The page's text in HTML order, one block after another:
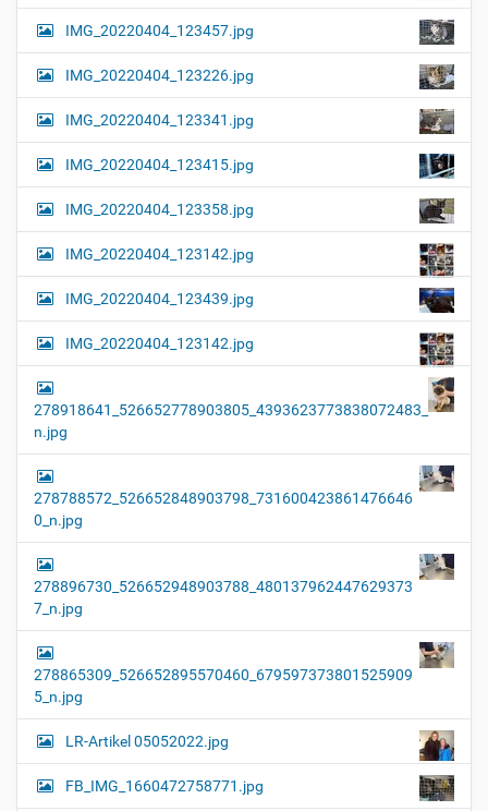
e
…
n
IMG_20220404_123457.jpg
IMG_20220404_123226.jpg
IMG_20220404_123341.jpg
IMG_20220404_123415.jpg
IMG_20220404_123358.jpg
IMG_20220404_123142.jpg
IMG_20220404_123439.jpg
IMG_20220404_123142.jpg
278918641_526652778903805_4393623773838072483_
n.jpg
278788572_526652848903798_731600423861476646
0_n.jpg
278896730_526652948903788_480137962447629373
7_n.jpg
278865309_526652895570460_679597373801525909
5_n.jpg
LR-Artikel 05052022.jpg
FB_IMG_1660472758771.jpg